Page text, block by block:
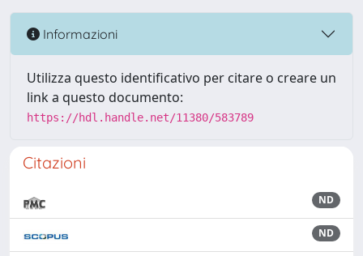
Informazioni
Utilizza questo identificativo per citare o creare un
link a questo documento:
https://hdl.handle.net/11380/583789
Citazioni
ND
ND